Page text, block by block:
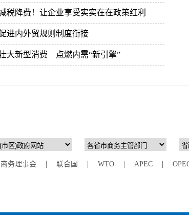
税降费！让企业享受实实在在政策红利
进内外贸规则制度衔接
大新型消费 点燃内需“新引擎”